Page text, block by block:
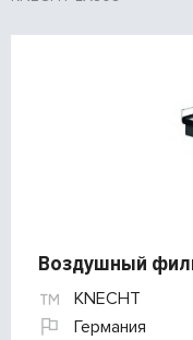
Воздушный
KNECHT
Германия